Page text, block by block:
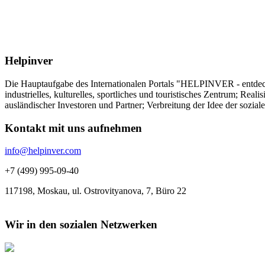
Helpinver
Die Hauptaufgabe des Internationalen Portals "HELPINVER -
industrielles, kulturelles, sportliches und touristisches Zentrum;
ausländischer Investoren und Partner; Verbreitung der Idee der
Kontakt mit uns aufnehmen
info@helpinver.com
+7 (499) 995-09-40
117198, Moskau, ul. Ostrovityanova, 7, Büro 22
Wir in den sozialen Netzwerken